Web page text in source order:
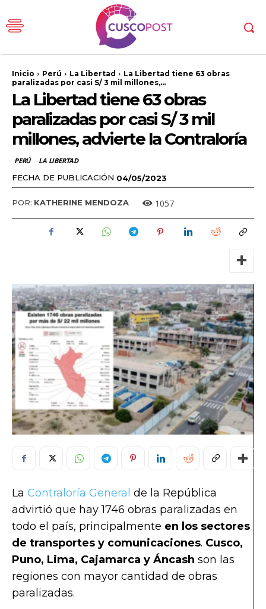
Inicio Perú La Libertad
La Libertad tiene 63 obras
paralizadas por casi S/ 3 mil millones,...
La Libertad tiene 63 obras
paralizadas por casi S/ 3 mil
millones, advierte la Contraloría
PERÚ LA LIBERTAD
FECHA DE PUBLICACIÓN 04/05/2023
POR: KATHERINE MENDOZA 1057
La Contraloría General de la República
advirtió que hay 1746 obras paralizadas en
todo el país, principalmente en los sectores
de transportes y comunicaciones. Cusco,
Puno, Lima, Cajamarca y Áncash son las
regiones con mayor cantidad de obras
paralizadas.